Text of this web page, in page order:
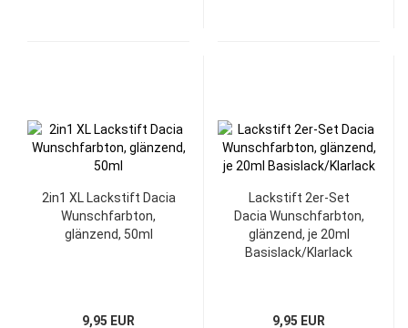
2in1 XL Lackstift Dacia
Wunschfarbton,
glänzend, 50ml
9,95 EUR
Lackstift 2er-Set
Dacia Wunschfarbton,
glänzend, je 20ml
Basislack/Klarlack
9,95 EUR